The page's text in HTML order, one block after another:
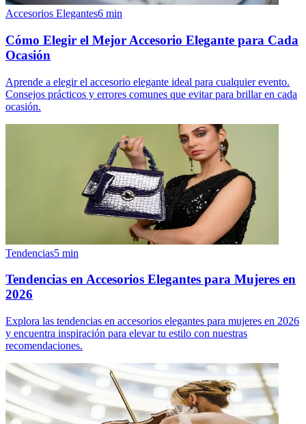
Accesorios Elegantes6 min
Cómo Elegir el Mejor Accesorio Elegante para Cada
Ocasión
Aprende a elegir el accesorio elegante ideal para cualquier evento.
Consejos prácticos y errores comunes que evitar para brillar en cada
ocasión.
Tendencias5 min
Tendencias en Accesorios Elegantes para Mujeres en
2026
Explora las tendencias en accesorios elegantes para mujeres en 2026
y encuentra inspiración para elevar tu estilo con nuestras
recomendaciones.